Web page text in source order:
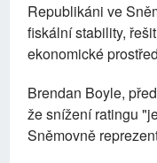
Republikáni ve
fiskální stability,
ekonomické
Brendan Boyle,
že snížení ratingu
Sněmovně